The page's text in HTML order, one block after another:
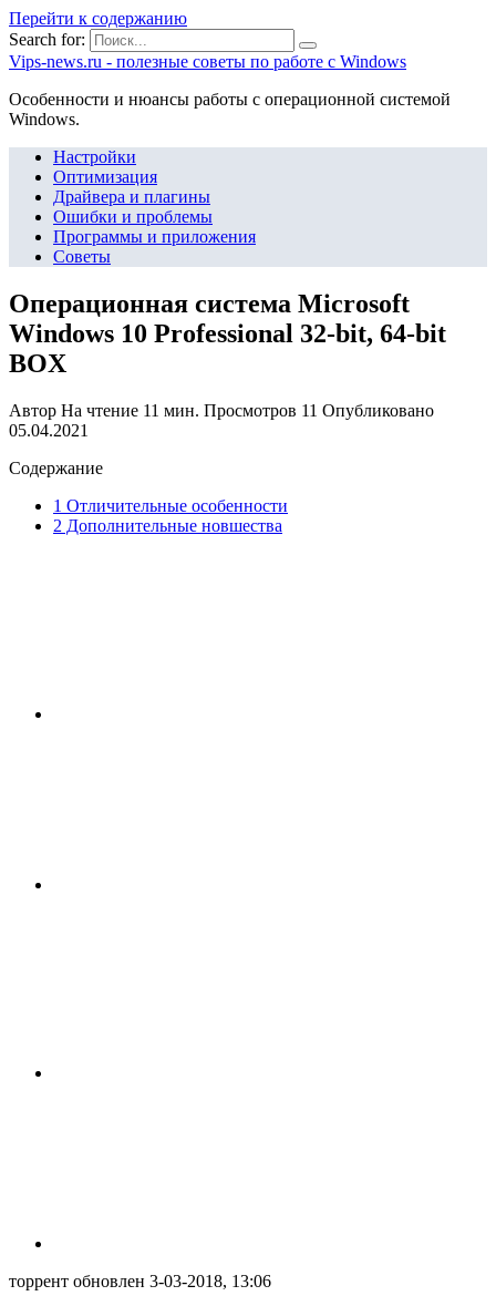
Перейти к содержанию
Search for:
Vips-news.ru - полезные советы по работе с Windows
Особенности и нюансы работы с операционной системой
Windows.
Настройки
Оптимизация
Драйвера и плагины
Ошибки и проблемы
Программы и приложения
Советы
Операционная система Microsoft
Windows 10 Professional 32-bit, 64-bit
BOX
Автор На чтение 11 мин. Просмотров 11 Опубликовано
05.04.2021
Содержание
1 Отличительные особенности
2 Дополнительные новшества
торрент обновлен 3-03-2018, 13:06